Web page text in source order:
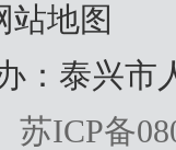
站地图
：泰兴市
苏ICP备